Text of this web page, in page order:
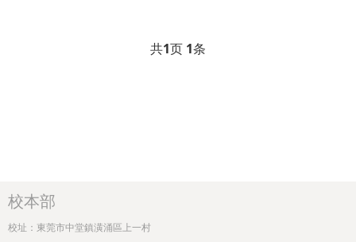
共1页 1条
校本部
校址：東莞市中堂鎮潢涌區上一村